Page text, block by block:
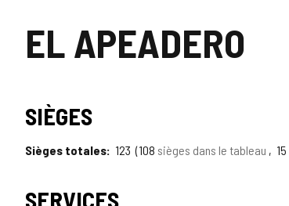
LeónEL APEADERO
SIÈGES
Sièges totales 123 108 sièges dans le tableau 15
SERVICES